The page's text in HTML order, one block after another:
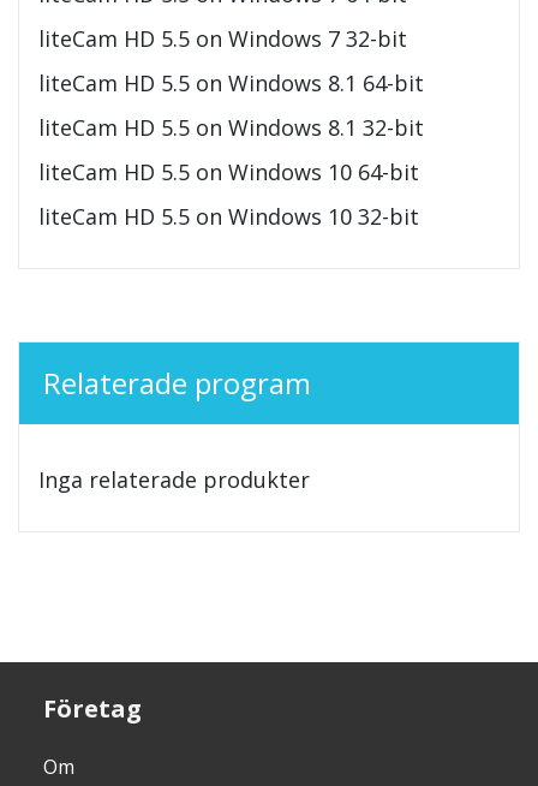
liteCam HD 5.5 on Windows 7 32-bit
liteCam HD 5.5 on Windows 8.1 64-bit
liteCam HD 5.5 on Windows 8.1 32-bit
liteCam HD 5.5 on Windows 10 64-bit
liteCam HD 5.5 on Windows 10 32-bit
Relaterade program
Inga relaterade produkter
Företag
Om